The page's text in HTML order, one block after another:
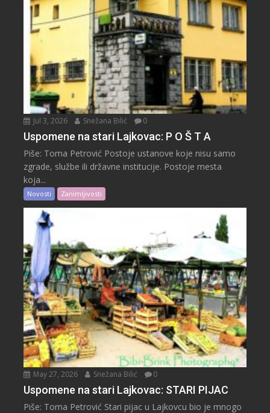
Jul 3, 2026 Snežana Bilić 0
Uspomene na stari Lajkovac: P O Š T A
Piše: Toma Petrović Postoje ustanove koje nisu samo
zgrade, službe ili državne institucije. Postoje mesta
koja...
Novosti Zanimljivosti
May 27, 2026 Snežana Bilić 0
Uspomene na stari Lajkovac: STARI PIJAC
Piše: Toma Petrović Stari pijac u Lajkovcu bio je mnogo